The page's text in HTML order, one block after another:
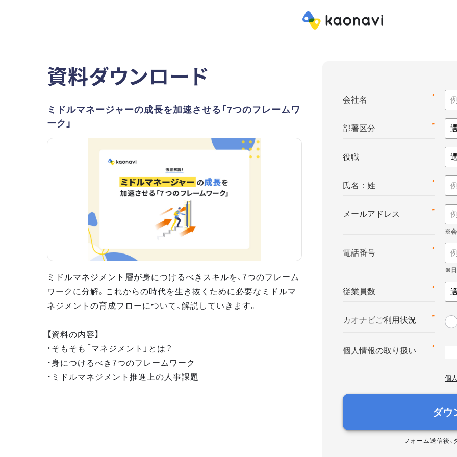
資料ダウンロード
ミドルマネージャーの成長を加速させる「7つのフレームワ
ーク」
ミドルマネジメント層が身につけるべきスキルを、7つのフレーム
ワークに分解。これからの時代を生き抜くために必要なミドルマ
ネジメントの育成フローについて、解説していきます。
【資料の内容】
・そもそも「マネジメント」とは？
・身につけるべき7つのフレームワーク
・ミドルマネジメント推進上の人事課題
*
会社名
*
部署区分
役職
*
氏名：姓
*
メールアドレス
*
電話番号
*
従業員数
*
カオナビご利用状況
*
個人情報の取り扱い
個
ダウ
フォーム送信後